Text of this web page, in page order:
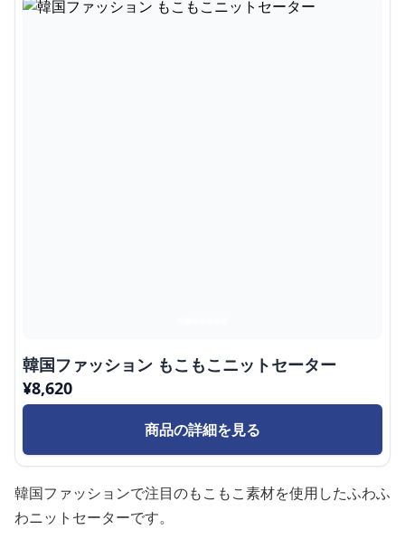
韓国ファッション もこもこニットセーター
¥8,620
商品の詳細を見る
韓国ファッションで注目のもこもこ素材を使用したふわふ
わニットセーターです。